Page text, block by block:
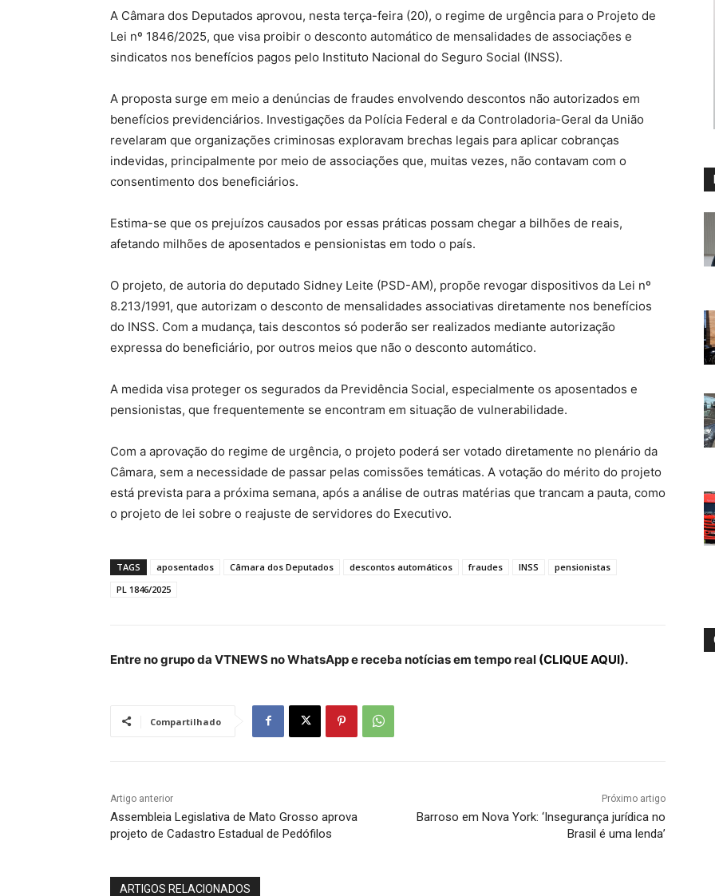
A Câmara dos Deputados aprovou, nesta terça-feira (20), o regime de urgência para o Projeto de
Lei nº 1846/2025, que visa proibir o desconto automático de mensalidades de associações e
sindicatos nos benefícios pagos pelo Instituto Nacional do Seguro Social (INSS).
A proposta surge em meio a denúncias de fraudes envolvendo descontos não autorizados em
benefícios previdenciários. Investigações da Polícia Federal e da Controladoria-Geral da União
revelaram que organizações criminosas exploravam brechas legais para aplicar cobranças
indevidas, principalmente por meio de associações que, muitas vezes, não contavam com o
consentimento dos beneficiários.
Estima-se que os prejuízos causados por essas práticas possam chegar a bilhões de reais,
afetando milhões de aposentados e pensionistas em todo o país.
O projeto, de autoria do deputado Sidney Leite (PSD-AM), propõe revogar dispositivos da Lei nº
8.213/1991, que autorizam o desconto de mensalidades associativas diretamente nos benefícios
do INSS. Com a mudança, tais descontos só poderão ser realizados mediante autorização
expressa do beneficiário, por outros meios que não o desconto automático.
A medida visa proteger os segurados da Previdência Social, especialmente os aposentados e
pensionistas, que frequentemente se encontram em situação de vulnerabilidade.
Com a aprovação do regime de urgência, o projeto poderá ser votado diretamente no plenário da
Câmara, sem a necessidade de passar pelas comissões temáticas. A votação do mérito do projeto
está prevista para a próxima semana, após a análise de outras matérias que trancam a pauta, como
o projeto de lei sobre o reajuste de servidores do Executivo.
TAGS aposentados Câmara dos Deputados descontos automáticos fraudes INSS
pensionistas
PL 1846/2025
Entre no grupo da VTNEWS no WhatsApp e receba notícias em tempo real (CLIQUE AQUI).
Compartilhado
Artigo anterior
Assembleia Legislativa de Mato Grosso aprova
projeto de Cadastro Estadual de Pedófilos
Próximo artigo
Barroso em Nova York: ‘Insegurança jurídica no
Brasil é uma lenda’
ARTIGOS RELACIONADOS